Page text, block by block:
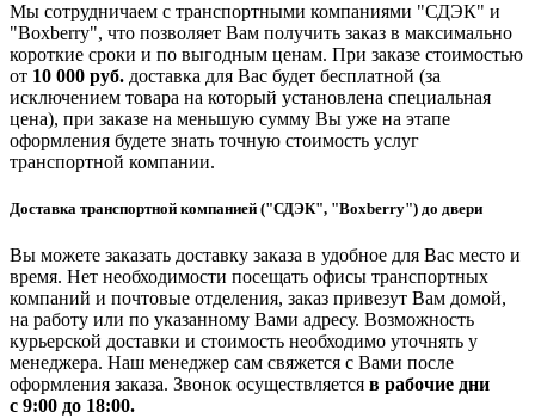
Мы сотрудничаем с транспортными компаниями "СДЭК" и
"Boxberry", что позволяет Вам получить заказ в максимально
короткие сроки и по выгодным ценам. При заказе стоимостью
от 10 000 руб. доставка для Вас будет бесплатной (за
исключением товара на который установлена специальная
цена), при заказе на меньшую сумму Вы уже на этапе
оформления будете знать точную стоимость услуг
транспортной компании.
Доставка транспортной компанией ("СДЭК", "Boxberry") до двери
Вы можете заказать доставку заказа в удобное для Вас место и
время. Нет необходимости посещать офисы транспортных
компаний и почтовые отделения, заказ привезут Вам домой,
на работу или по указанному Вами адресу. Возможность
курьерской доставки и стоимость необходимо уточнять у
менеджера. Наш менеджер сам свяжется с Вами после
оформления заказа. Звонок осуществляется в рабочие дни
с 9:00 до 18:00.